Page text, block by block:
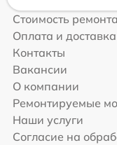
Стоимость ремонта
Оплата и доставка
Контакты
Вакансии
О компании
Ремонтируемые
Наши услуги
Согласие на